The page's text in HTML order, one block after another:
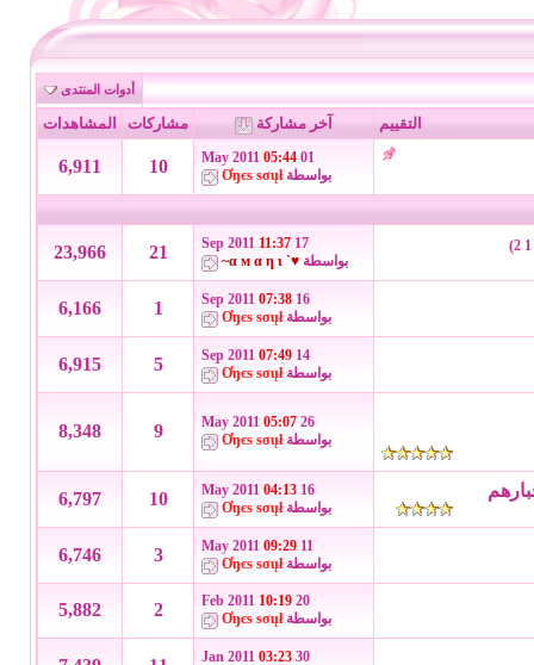
أدوات المنتدى
التقييم آخر مشاركة مشاركات المشاهدات
01 May 2011
05:44
بواسطةƠŋєѕ ѕσųł
10
6,911
1
2
)
17 Sep 2011
11:37
بواسطة ♥` α м α η ι~
21
23,966
16 Sep 2011
07:38
بواسطةƠŋєѕ ѕσųł
1
6,166
14 Sep 2011
07:49
بواسطةƠŋєѕ ѕσųł
5
6,915
26 May 2011
05:07
بواسطةƠŋєѕ ѕσųł
9
8,348
16 May 2011
04:13
بواسطةƠŋєѕ ѕσųł
10
6,797
11 May 2011
09:29
بواسطةƠŋєѕ ѕσųł
3
6,746
20 Feb 2011
10:19
بواسطةƠŋєѕ ѕσųł
2
5,882
30 Jan 2011
03:23